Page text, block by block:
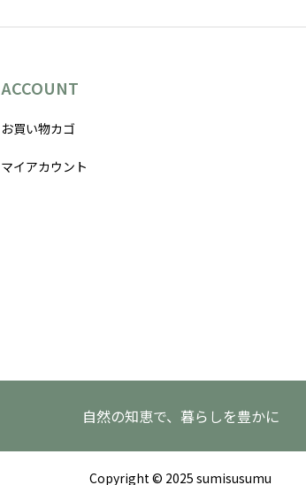
ACCOUNT
お買い物カゴ
マイアカウント
自然の知恵で、暮らしを豊かに
Copyright © 2025 sumisusumu